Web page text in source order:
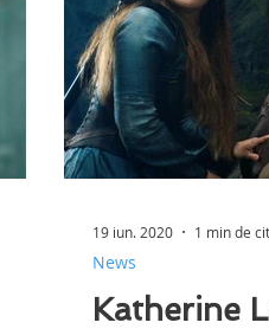
Katherine
News
19 iun. 2020 1 min de